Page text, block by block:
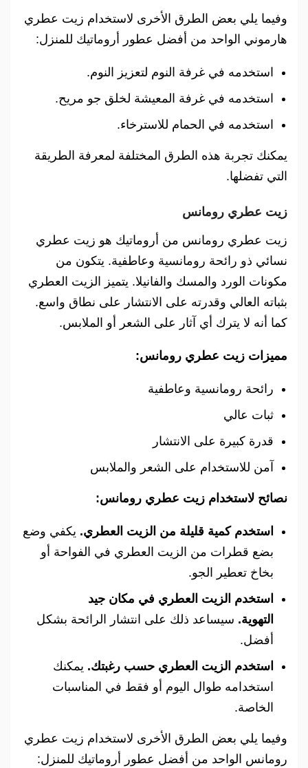
وفيما يلي بعض الطرق الأخرى لاستخدام زيت عطري
هارموني الواحد من أفضل عطور أروماتيك للمنزل:
استخدمه في غرفة النوم لتعزيز النوم.
استخدمه في غرفة المعيشة لخلق جو مريح.
استخدمه في الحمام للاسترخاء.
يمكنك تجربة هذه الطرق المختلفة لمعرفة الطريقة
التي تفضلها.
زيت عطري رومانس
زيت عطري رومانس من أروماتيك هو زيت عطري
نسائي ذو رائحة رومانسية وعاطفية. يتكون من
مكونات الورد والمسك والفانيلا. يتميز الزيت العطري
بثباته العالي وقدرته على الانتشار على نطاق واسع.
كما أنه لا يترك أي آثار على الشعر أو الملابس.
مميزات زيت عطري رومانس:
رائحة رومانسية وعاطفية
ثبات عالي
قدرة كبيرة على الانتشار
آمن للاستخدام على الشعر والملابس
نصائح لاستخدام زيت عطري رومانس:
استخدم كمية قليلة من الزيت العطري. يكفي وضع
بضع قطرات من الزيت العطري في الفواحة أو
بخاخ تعطير الجو.
استخدم الزيت العطري في مكان جيد
التهوية. سيساعد ذلك على انتشار الرائحة بشكل
أفضل.
استخدم الزيت العطري حسب رغبتك. يمكنك
استخدامه طوال اليوم أو فقط في المناسبات
الخاصة.
وفيما يلي بعض الطرق الأخرى لاستخدام زيت عطري
رومانس الواحد من أفضل عطور أروماتيك للمنزل: